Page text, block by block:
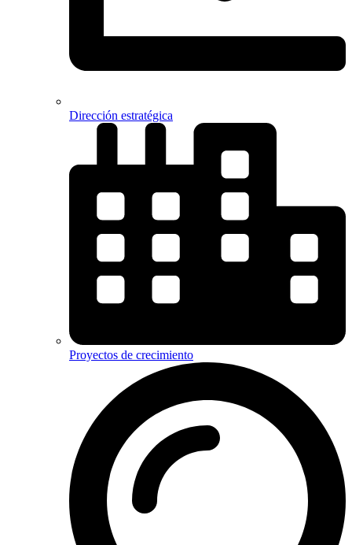
Dirección estratégica
Proyectos de crecimiento